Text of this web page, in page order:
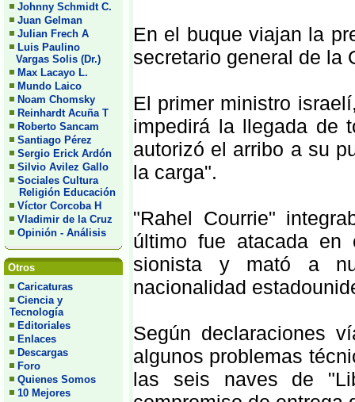
Johnny Schmidt C.
Juan Gelman
Julian Frech A
Luis Paulino
Vargas Solis (Dr.)
Max Lacayo L.
Mundo Laico
Noam Chomsky
Reinhardt Acuña T
Roberto Sancam
Santiago Pérez
Sergio Erick Ardón
Silvio Avilez Gallo
Sociales Cultura
Religión Educación
Víctor Corcoba H
Vladimir de la Cruz
Opinión - Análisis
Otros
Caricaturas
Ciencia y
Tecnología
Editoriales
Enlaces
Descargas
Foro
Quienes Somos
10 Mejores
En el buque viajan la
secretario general de la
El primer ministro
impedirá la llegada de
autorizó el arribo a su
la carga".
"Rahel Courrie"
último fue atacada en
sionista y mató a
nacionalidad
Según declaraciones
algunos problemas
las seis naves de